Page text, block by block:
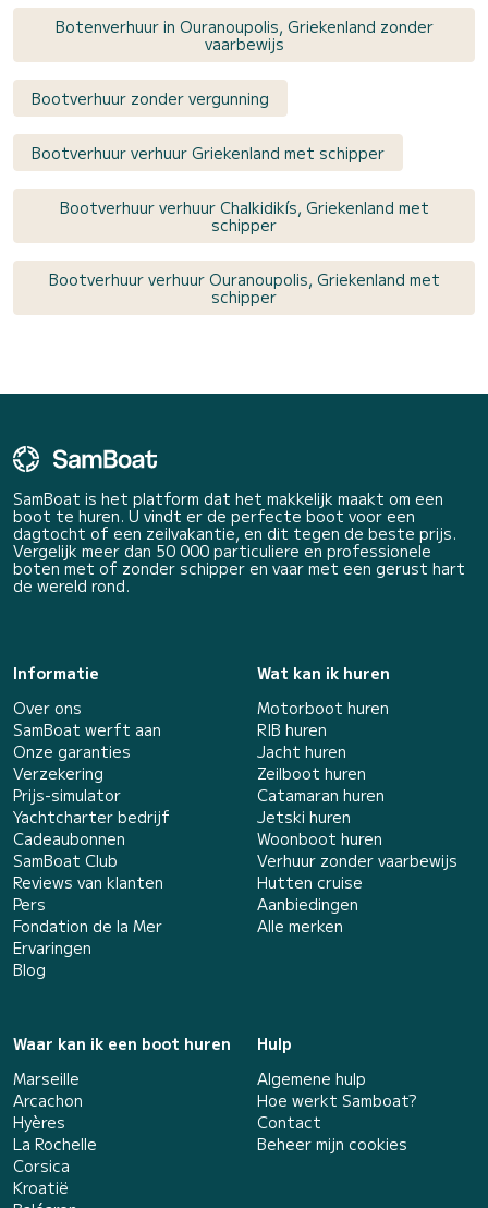
Botenverhuur in Ouranoupolis, Griekenland zonder
vaarbewijs
Bootverhuur zonder vergunning
Bootverhuur verhuur Griekenland met schipper
Bootverhuur verhuur Chalkidikís, Griekenland met
schipper
Bootverhuur verhuur Ouranoupolis, Griekenland met
schipper
SamBoat is het platform dat het makkelijk maakt om een
boot te huren. U vindt er de perfecte boot voor een
dagtocht of een zeilvakantie, en dit tegen de beste prijs.
Vergelijk meer dan 50 000 particuliere en professionele
boten met of zonder schipper en vaar met een gerust hart
de wereld rond.
Informatie
Over ons
SamBoat werft aan
Onze garanties
Verzekering
Prijs-simulator
Yachtcharter bedrijf
Cadeaubonnen
SamBoat Club
Reviews van klanten
Pers
Fondation de la Mer
Ervaringen
Blog
Wat kan ik huren
Motorboot huren
RIB huren
Jacht huren
Zeilboot huren
Catamaran huren
Jetski huren
Woonboot huren
Verhuur zonder vaarbewijs
Hutten cruise
Aanbiedingen
Alle merken
Waar kan ik een boot huren
Marseille
Arcachon
Hyères
La Rochelle
Corsica
Kroatië
Hulp
Algemene hulp
Hoe werkt Samboat?
Contact
Beheer mijn cookies